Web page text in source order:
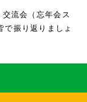
流会（忘年会ス
振り返りましょ